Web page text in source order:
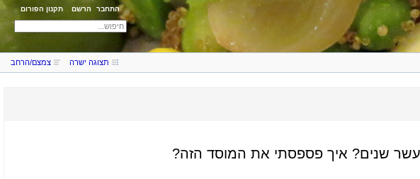
התחבר הרשם תקנון הפורום
תצוגה ישרה צמצם/הרחב
עשר שנים? איך פספסתי את המוסד הזה?